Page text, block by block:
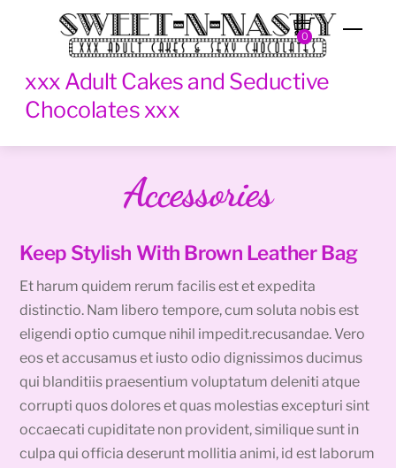
0
xxx Adult Cakes and Seductive
Chocolates xxx
Accessories
Keep Stylish With Brown Leather Bag
Et harum quidem rerum facilis est et expedita
distinctio. Nam libero tempore, cum soluta nobis est
eligendi optio cumque nihil impedit.recusandae. Vero
eos et accusamus et iusto odio dignissimos ducimus
qui blanditiis praesentium voluptatum deleniti atque
corrupti quos dolores et quas molestias excepturi sint
occaecati cupiditate non provident, similique sunt in
culpa qui officia deserunt mollitia animi, id est laborum